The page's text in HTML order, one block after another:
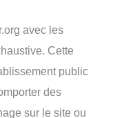
avec les
Cette
public
des
sur le site ou